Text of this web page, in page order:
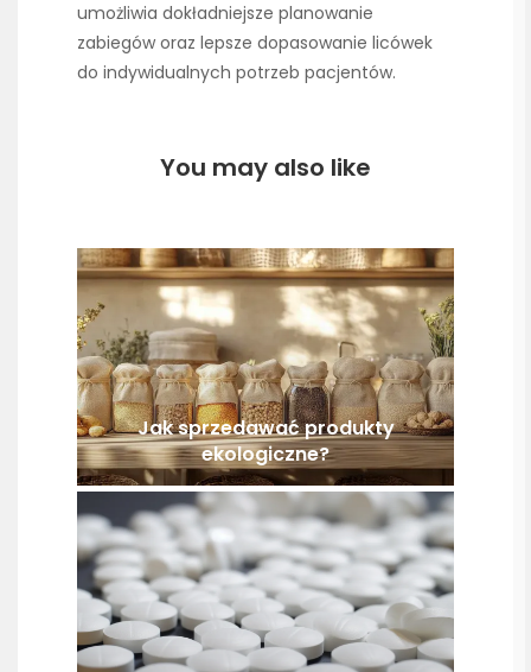
umożliwia dokładniejsze planowanie
zabiegów oraz lepsze dopasowanie licówek
do indywidualnych potrzeb pacjentów.
You may also like
Jak sprzedawać produkty
ekologiczne?